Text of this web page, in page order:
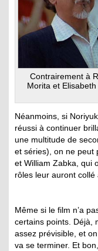
Contrairement à
Morita et
Néanmoins, si
réussi à continuer
une multitude de
et séries), on ne peut
et William Zabka, qui
rôles leur auront collé
Même si le film n’a
certains points. Déjà,
assez prévisible, et
va se terminer. Et